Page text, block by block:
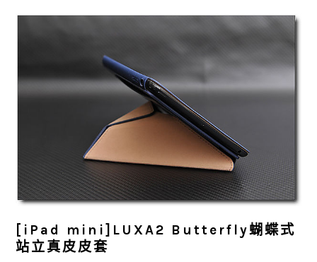
[iPad mini]LUXA2 Butterfly蝴蝶式
站立真皮皮套